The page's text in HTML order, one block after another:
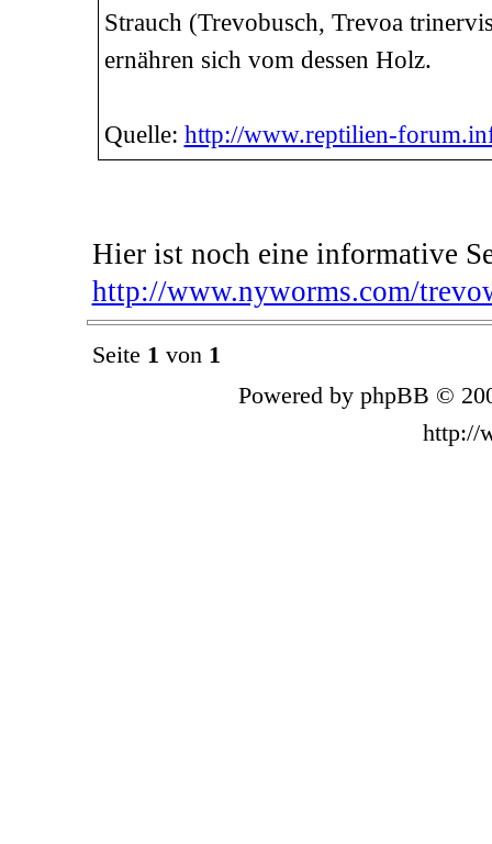
Strauch (Trevobusch, Trevoa
ernähren sich vom dessen Holz.
Quelle: http://www.reptilien-
Hier ist noch eine informative
http://www.nyworms.com/
Seite 1 von 1
Powered by phpBB ©
http://